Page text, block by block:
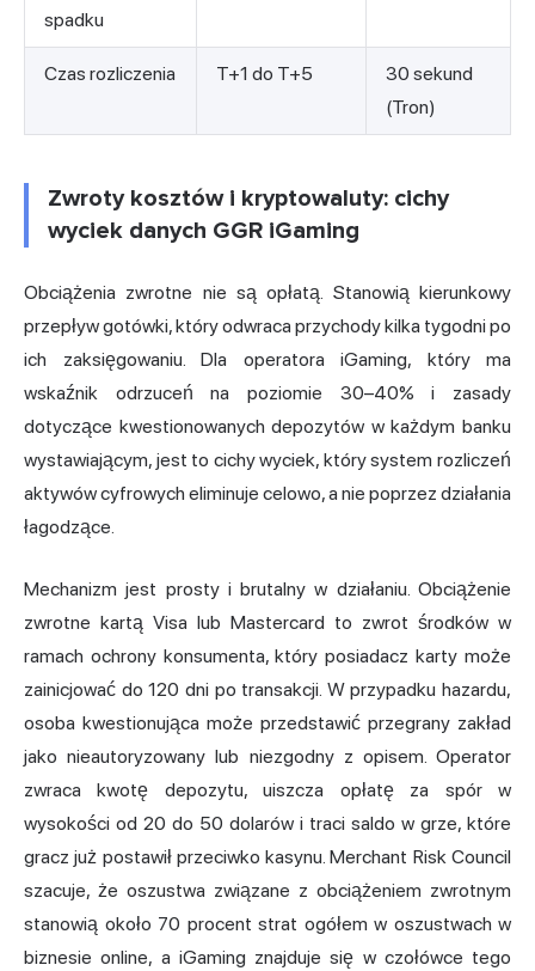
spadku
Czas rozliczenia T+1 do T+5
30 sekund
(Tron)
Zwroty kosztów i kryptowaluty: cichy
wyciek danych GGR iGaming
Obciążenia zwrotne nie są opłatą. Stanowią kierunkowy
przepływ gotówki, który odwraca przychody kilka tygodni po
ich zaksięgowaniu. Dla operatora iGaming, który ma
wskaźnik odrzuceń na poziomie 30–40% i zasady
dotyczące kwestionowanych depozytów w każdym banku
wystawiającym, jest to cichy wyciek, który system rozliczeń
aktywów cyfrowych eliminuje celowo, a nie poprzez działania
łagodzące.
Mechanizm jest prosty i brutalny w działaniu. Obciążenie
zwrotne kartą Visa lub Mastercard to zwrot środków w
ramach ochrony konsumenta, który posiadacz karty może
zainicjować do 120 dni po transakcji. W przypadku hazardu,
osoba kwestionująca może przedstawić przegrany zakład
jako nieautoryzowany lub niezgodny z opisem. Operator
zwraca kwotę depozytu, uiszcza opłatę za spór w
wysokości od 20 do 50 dolarów i traci saldo w grze, które
gracz już postawił przeciwko kasynu. Merchant Risk Council
szacuje, że oszustwa związane z obciążeniem zwrotnym
stanowią około 70 procent strat ogółem w oszustwach w
biznesie online, a iGaming znajduje się w czołówce tego